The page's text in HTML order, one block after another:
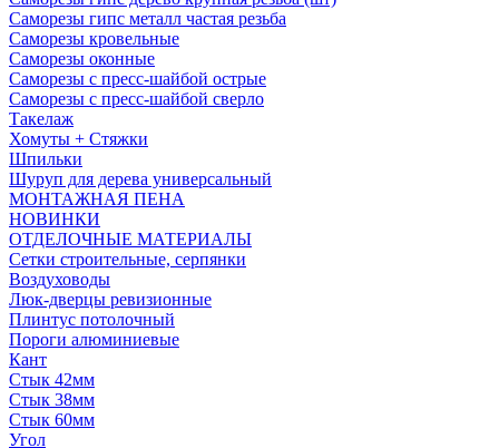
Саморезы гипс металл частая резьба
Саморезы кровельные
Саморезы оконные
Саморезы с пресс-шайбой острые
Саморезы с пресс-шайбой сверло
Такелаж
Хомуты + Стяжки
Шпильки
Шуруп для дерева универсальный
МОНТАЖНАЯ ПЕНА
НОВИНКИ
ОТДЕЛОЧНЫЕ МАТЕРИАЛЫ
Сетки строительные, серпянки
Воздуховоды
Люк-дверцы ревизионные
Плинтус потолочный
Пороги алюминиевые
Кант
Стык 42мм
Стык 38мм
Стык 60мм
Угол